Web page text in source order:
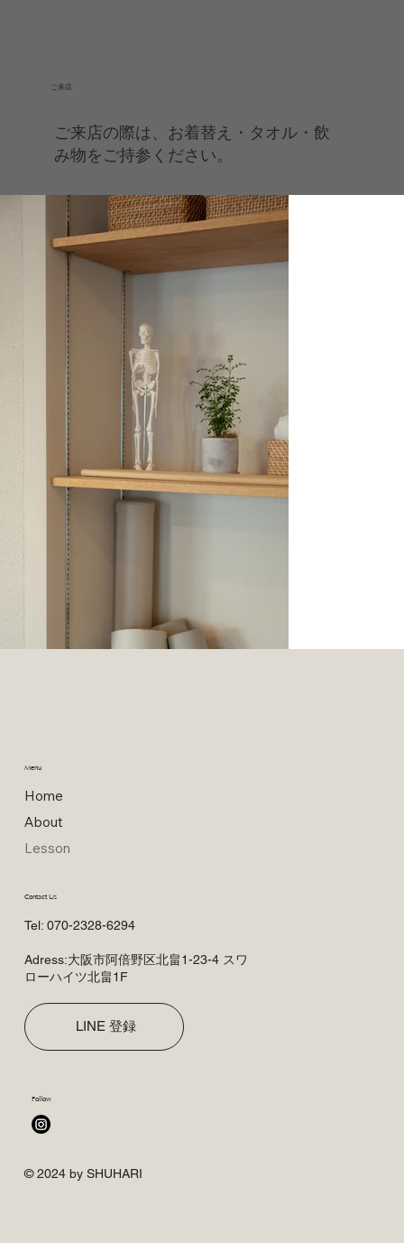
​ご来店
ご来店の際は、お着替え・タオル・飲
み物をご持参ください。
Menu
Home
About
Lesson
Contact Us
Tel: 070-2328-6294
​Adress:大阪市阿倍野区北畠1-23-4 スワ
ローハイツ北畠1F
LINE 登録
Follow
© 2024 by SHUHARI